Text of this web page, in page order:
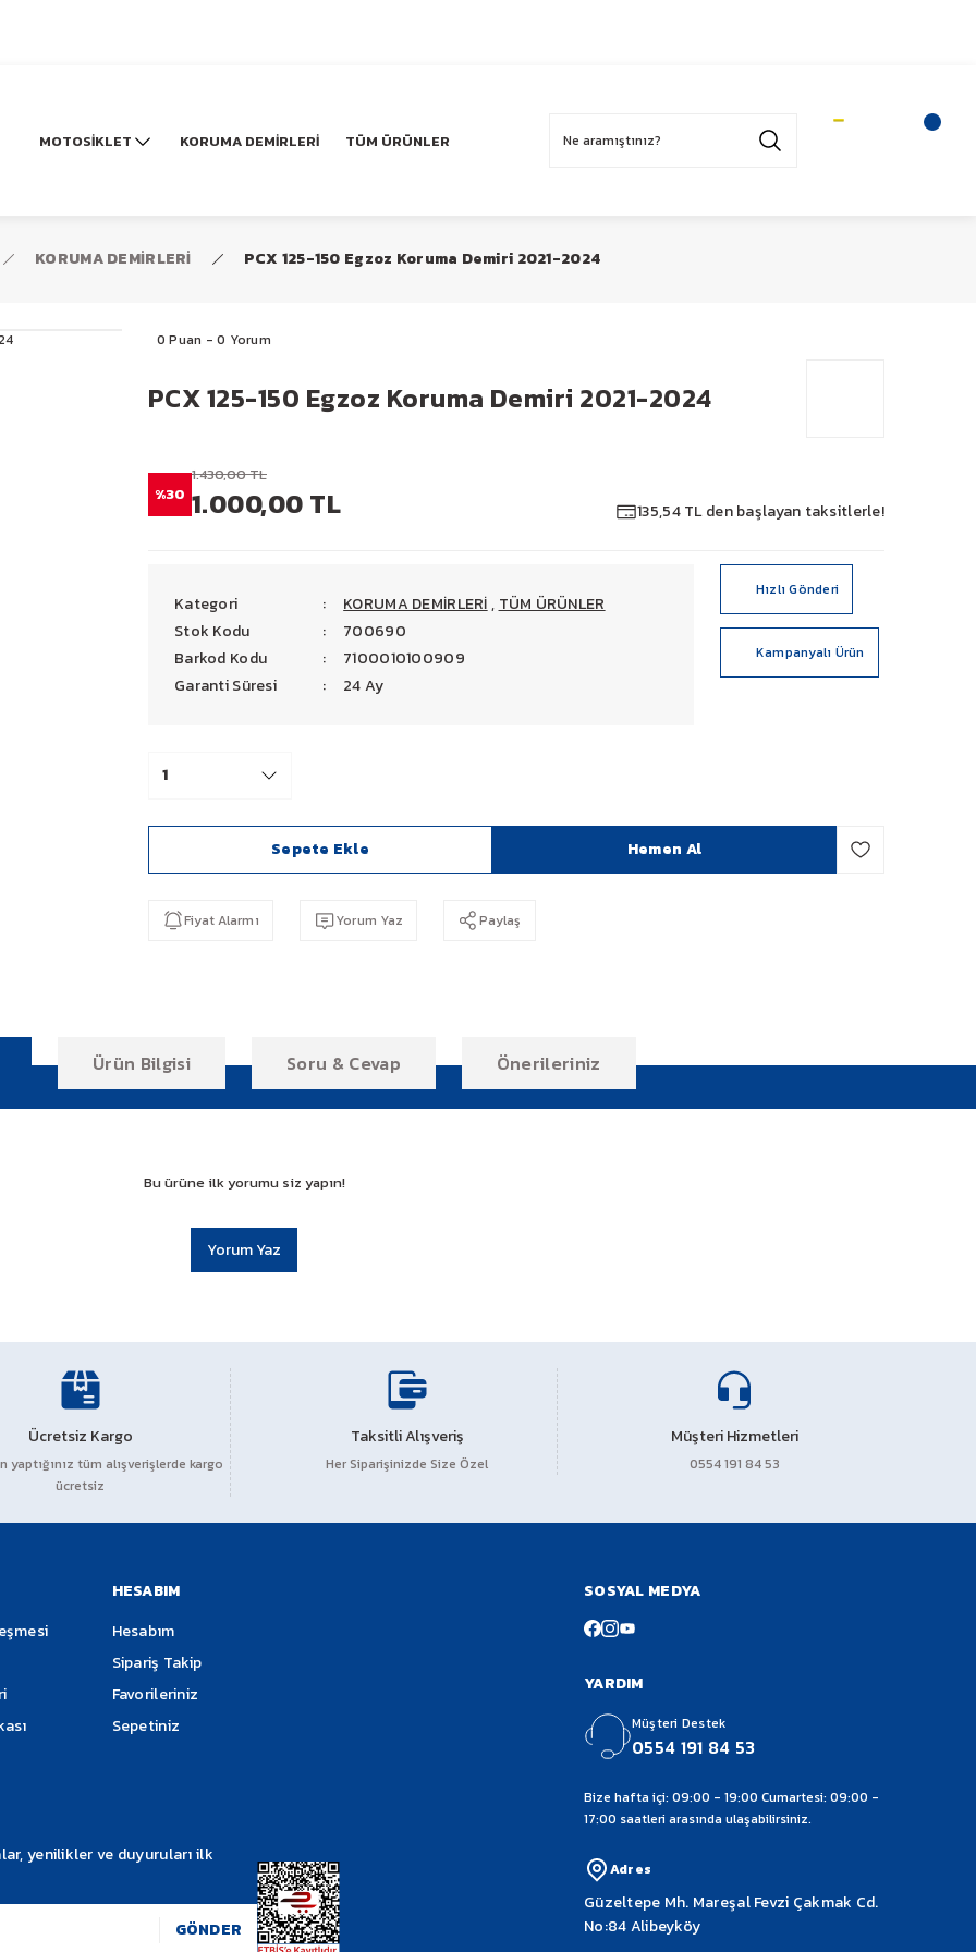
MOTOSİKLET KORUMA DEMİRLERİ TÜM ÜRÜNLER
KORUMA DEMİRLERİ PCX 125-150 Egzoz Koruma Demiri 2021-2024
0 Puan - 0 Yorum
PCX 125-150 Egzoz Koruma Demiri 2021-2024
%30
1.430,00 TL
1.000,00 TL 135,54 TL den başlayan taksitlerle!
Kategori KORUMA DEMİRLERİ, TÜM ÜRÜNLER
Stok Kodu
700690
Barkod Kodu
7100010100909
Garanti Süresi
24 Ay
Hızlı Gönderi
Kampanyalı Ürün
Sepete Ekle Hemen Al
Fiyat Alarmı Yorum Yaz Paylaş
Ürün Bilgisi Soru & Cevap Önerileriniz
Bu ürüne ilk yorumu siz yapın!
Yorum Yaz
Ürün hakkında henüz soru sorulmamış.
Soru Sor
yetersiz gördüğünüz noktaları öneri formunu kullanarak tarafımıza iletebilirsiniz.
Ücretsiz Kargo
yaptığınız tüm alışverişlerde kargo
ücretsiz
Taksitli Alışveriş
Her Siparişinizde Size Özel
Müşteri Hizmetleri
0554 191 84 53
HESABIM
Hesabım
Sipariş Takip
Favorileriniz
Sepetiniz
yenilikler ve duyuruları ilk
GÖNDER
SOSYAL MEDYA
YARDIM
Müşteri Destek
0554 191 84 53
Bize hafta içi: 09:00 - 19:00 Cumartesi: 09:00 -
17:00 saatleri arasında ulaşabilirsiniz.
Adres
Güzeltepe Mh. Mareşal Fevzi Çakmak Cd.
No:84 Alibeyköy